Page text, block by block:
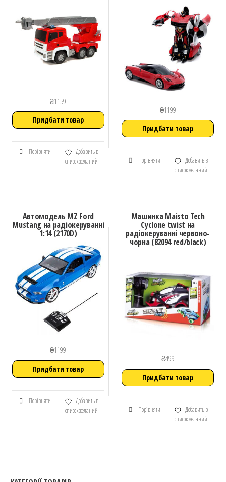
₴1159
Придбати товар
Порівняти
Добавить в
список желаний
₴1199
Придбати товар
Порівняти
Добавить в
список желаний
Автомодель MZ Ford
Mustang на радіокеруванні
1:14 (2170D)
₴1199
Придбати товар
Порівняти
Добавить в
список желаний
Машинка Maisto Tech
Cyclone twist на
радіокеруванні червоно-
чорна (82094 red/black)
₴499
Придбати товар
Порівняти
Добавить в
список желаний